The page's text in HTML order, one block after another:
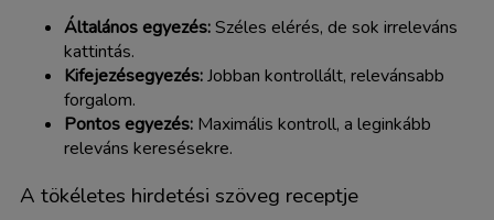
Általános egyezés:Széles elérés, de sok irreleváns
kattintás.
Kifejezésegyezés:Jobban kontrollált, relevánsabb
forgalom.
Pontos egyezés: Maximális kontroll, a leginkább
releváns keresésekre.
A tökéletes hirdetési szöveg receptje